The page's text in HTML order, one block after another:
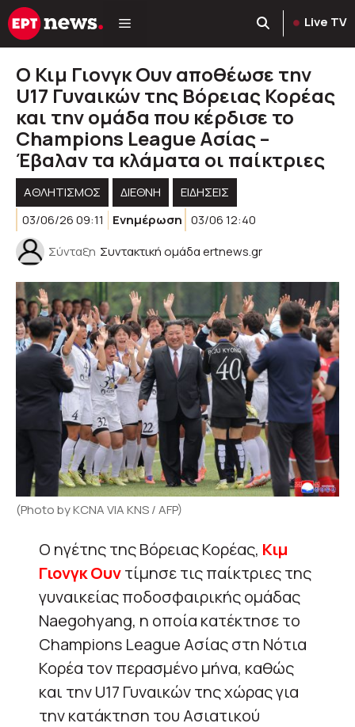
Μετάβαση
σε
Live TV
Ο Κιμ Γιονγκ Ουν αποθέωσε την
U17 Γυναικών της Βόρειας Κορέας
και την ομάδα που κέρδισε το
Champions League Ασίας –
Έβαλαν τα κλάματα οι παίκτριες
ΑΘΛΗΤΙΣΜΟΣ ΔΙΕΘΝΗ
ΕΙΔΗΣΕΙΣ
03/06/26 09:11
Ενημέρωση 03/06 12:40
Σύνταξη Συντακτική ομάδα ertnews.gr
(Photo by KCNA VIA KNS / AFP)
Ο ηγέτης της Βόρειας Κορέας, Κιμ
Γιονγκ Ουντίμησε τις παίκτριες της
γυναικείας ποδοσφαιρικής ομάδας
Naegohyang, η οποία κατέκτησε το
Champions League Ασίας στη Νότια
Κορέα τον περασμένο μήνα, καθώς
και την U17 Γυναικών της χώρας για
την κατάκτηση του Ασιατικού